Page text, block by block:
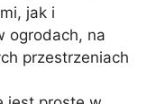
jak i
ogrodach, na
przestrzeniach